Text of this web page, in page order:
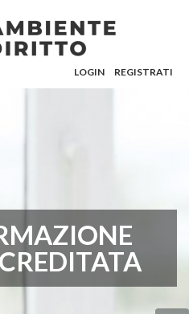
LOGIN REGISTRATI